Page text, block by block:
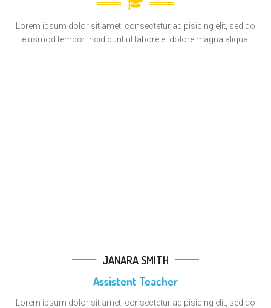
Lorem ipsum dolor sit amet, consectetur adipisicing elit, sed do
eiusmod tempor incididunt ut labore et dolore magna aliqua.
JANARA SMITH
Assistent Teacher
Lorem ipsum dolor sit amet, consectetur adipisicing elit, sed do